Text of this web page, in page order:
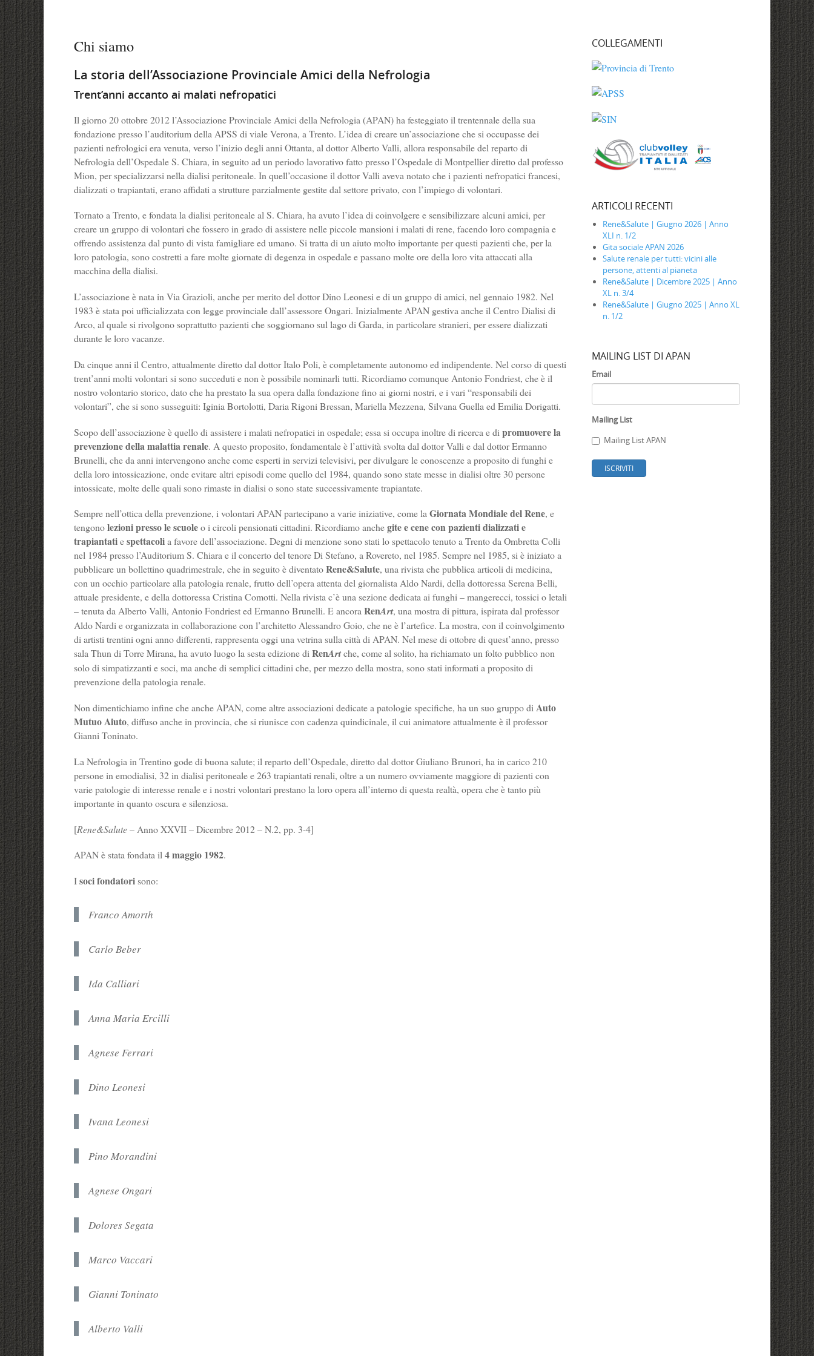
Chi siamo
La storia dell’Associazione Provinciale Amici della Nefrologia
Trent’anni accanto ai malati nefropatici
Il giorno 20 ottobre 2012 l’Associazione Provinciale Amici della Nefrologia (APAN) ha festeggiato il trentennale della sua
fondazione presso l’auditorium della APSS di viale Verona, a Trento. L’idea di creare un’associazione che si occupasse dei
pazienti nefrologici era venuta, verso l’inizio degli anni Ottanta, al dottor Alberto Valli, allora responsabile del reparto di
Nefrologia dell’Ospedale S. Chiara, in seguito ad un periodo lavorativo fatto presso l’Ospedale di Montpellier diretto dal professo
Mion, per specializzarsi nella dialisi peritoneale. In quell’occasione il dottor Valli aveva notato che i pazienti nefropatici francesi,
dializzati o trapiantati, erano affidati a strutture parzialmente gestite dal settore privato, con l’impiego di volontari.
Tornato a Trento, e fondata la dialisi peritoneale al S. Chiara, ha avuto l’idea di coinvolgere e sensibilizzare alcuni amici, per
creare un gruppo di volontari che fossero in grado di assistere nelle piccole mansioni i malati di rene, facendo loro compagnia e
offrendo assistenza dal punto di vista famigliare ed umano. Si tratta di un aiuto molto importante per questi pazienti che, per la
loro patologia, sono costretti a fare molte giornate di degenza in ospedale e passano molte ore della loro vita attaccati alla
macchina della dialisi.
L’associazione è nata in Via Grazioli, anche per merito del dottor Dino Leonesi e di un gruppo di amici, nel gennaio 1982. Nel
1983 è stata poi ufficializzata con legge provinciale dall’assessore Ongari. Inizialmente APAN gestiva anche il Centro Dialisi di
Arco, al quale si rivolgono soprattutto pazienti che soggiornano sul lago di Garda, in particolare stranieri, per essere dializzati
durante le loro vacanze.
Da cinque anni il Centro, attualmente diretto dal dottor Italo Poli, è completamente autonomo ed indipendente. Nel corso di questi
trent’anni molti volontari si sono succeduti e non è possibile nominarli tutti. Ricordiamo comunque Antonio Fondriest, che è il
nostro volontario storico, dato che ha prestato la sua opera dalla fondazione fino ai giorni nostri, e i vari “responsabili dei
volontari”, che si sono susseguiti: Iginia Bortolotti, Daria Rigoni Bressan, Mariella Mezzena, Silvana Guella ed Emilia Dorigatti.
Scopo dell’associazione è quello di assistere i malati nefropatici in ospedale; essa si occupa inoltre di ricerca e di promuovere la
prevenzione della malattia renale. A questo proposito, fondamentale è l’attività svolta dal dottor Valli e dal dottor Ermanno
Brunelli, che da anni intervengono anche come esperti in servizi televisivi, per divulgare le conoscenze a proposito di funghi e
della loro intossicazione, onde evitare altri episodi come quello del 1984, quando sono state messe in dialisi oltre 30 persone
intossicate, molte delle quali sono rimaste in dialisi o sono state successivamente trapiantate.
Sempre nell’ottica della prevenzione, i volontari APAN partecipano a varie iniziative, come laGiornata Mondiale del Rene, e
tengonolezioni presso le scuoleo i circoli pensionati cittadini. Ricordiamo anchegite e cene con pazienti dializzati e
trapiantatiespettacolia favore dell’associazione. Degni di menzione sono stati lo spettacolo tenuto a Trento da Ombretta Colli
nel 1984 presso l’Auditorium S. Chiara e il concerto del tenore Di Stefano, a Rovereto, nel 1985. Sempre nel 1985, si è iniziato a
pubblicare un bollettino quadrimestrale, che in seguito è diventatoRene&Salute, una rivista che pubblica articoli di medicina,
con un occhio particolare alla patologia renale, frutto dell’opera attenta del giornalista Aldo Nardi, della dottoressa Serena Belli,
attuale presidente, e della dottoressa Cristina Comotti. Nella rivista c’è una sezione dedicata ai funghi – mangerecci, tossici o letali
– tenuta da Alberto Valli, Antonio Fondriest ed Ermanno Brunelli. E ancoraRenArt, una mostra di pittura, ispirata dal professor
Aldo Nardi e organizzata in collaborazione con l’architetto Alessandro Goio, che ne è l’artefice. La mostra, con il coinvolgimento
di artisti trentini ogni anno differenti, rappresenta oggi una vetrina sulla città di APAN. Nel mese di ottobre di quest’anno, presso
sala Thun di Torre Mirana, ha avuto luogo la sesta edizione diRenArtche, come al solito, ha richiamato un folto pubblico non
solo di simpatizzanti e soci, ma anche di semplici cittadini che, per mezzo della mostra, sono stati informati a proposito di
prevenzione della patologia renale.
Non dimentichiamo infine che anche APAN, come altre associazioni dedicate a patologie specifiche, ha un suo gruppo diAuto
Mutuo Aiuto, diffuso anche in provincia, che si riunisce con cadenza quindicinale, il cui animatore attualmente è il professor
Gianni Toninato.
La Nefrologia in Trentino gode di buona salute; il reparto dell’Ospedale, diretto dal dottor Giuliano Brunori, ha in carico 210
persone in emodialisi, 32 in dialisi peritoneale e 263 trapiantati renali, oltre a un numero ovviamente maggiore di pazienti con
varie patologie di interesse renale e i nostri volontari prestano la loro opera all’interno di questa realtà, opera che è tanto più
importante in quanto oscura e silenziosa.
[Rene&Salute– Anno XXVII – Dicembre 2012 – N.2, pp. 3-4]
APAN è stata fondata il4 maggio 1982.
Isoci fondatorisono:
Franco Amorth
Carlo Beber
Ida Calliari
Anna Maria Ercilli
Agnese Ferrari
Dino Leonesi
Ivana Leonesi
Pino Morandini
Agnese Ongari
Dolores Segata
Marco Vaccari
Gianni Toninato
Alberto Valli
COLLEGAMENTI
ARTICOLI RECENTI
Rene&Salute | Giugno 2026 | Anno
XLI n. 1/2
Gita sociale APAN 2026
Salute renale per tutti: vicini alle
persone, attenti al pianeta
Rene&Salute | Dicembre 2025 | Anno
XL n. 3/4
Rene&Salute | Giugno 2025 | Anno XL
n. 1/2
MAILING LIST DI APAN
Email
Mailing List
Mailing List APAN
ISCRIVITI